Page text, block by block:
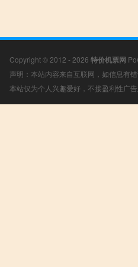
Copyright © 2012 - 2026 特价机票网
声明：本站内容来自互联网，如信息有
本站仅为个人兴趣爱好，不接盈利性广